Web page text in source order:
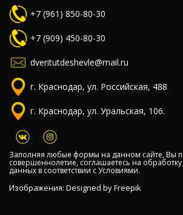
+7 (961) 850-80-30
+7 (909) 450-80-30
dveritutdeshevle@mail.ru
г. Краснодар, ул. Российская, 488
г. Краснодар, ул. Уральская, 106.
Заполняя любые формы на данном сайте, Вы
совершеннолетие, соглашаетесь на
данных в соответствии сУсловиями.
Изображения: Designed byFreepik